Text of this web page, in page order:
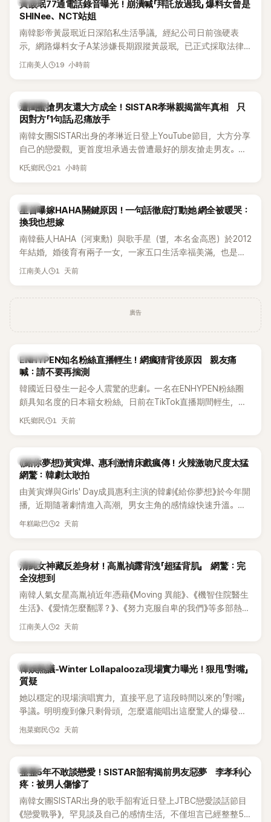
黃晸珉77通電話錄音曝光！崩潰喊「拜託放過我」 爆料女曾是
SHINee、NCT站姐
南韓影帝黃晸珉近日深陷私生活爭議，經紀公司日前強硬表
示，網路爆料女子A某涉嫌長期跟蹤黃晸珉，已正式採取法律
行動。不過，A並未停止發聲，持續透過社群平台公開爆料，反
的錄音內容，而A也首度承認自己過去曾是SHINee、NCT等偶
像團體的「站姐」，事件持續延燒。
江南美人 19 小時前
K-POP
遭閨蜜搶男友還大方成全！SISTAR孝琳親揭當年真相 只
因對方「1句話」忍痛放手
南韓女團SISTAR出身的孝琳近日登上YouTube節目，大方分享
自己的戀愛觀，更首度坦承過去曾遭最好的朋友搶走男友。她
表示，當時選擇瀟灑放手，但如果同樣的事情現在再發生，「我
K氏鄉民 21 小時前
韓星
星首曝嫁HAHA關鍵原因！一句話徹底打動她 網全被暖哭：
換我也想嫁
南韓藝人HAHA（河東勳）與歌手星（별，本名金高恩）於2012
年結婚，婚後育有兩子一女，一家五口生活幸福美滿，也是韓
國演藝圈公認的模範夫妻。近日，星首度公開當年決定嫁給
江南美人 1 天前
廣告
K-POP
ENHYPEN知名粉絲直播輕生！網瘋猜背後原因 親友痛
喊：請不要再揣測
韓國近日發生一起令人震驚的悲劇。一名在ENHYPEN粉絲圈
頗具知名度的日本籍女粉絲，日前在TikTok直播期間輕生，最
終不幸身亡，消息曝光後震驚韓網，也讓不少粉絲湧入社群平
K氏鄉民 1 天前
韓劇
《給你夢想》黃寅燁、惠利激情床戲瘋傳！火辣激吻尺度太猛
網驚：韓劇太敢拍
由黃寅燁與Girls' Day成員惠利主演的韓劇《給你夢想》於今年開
播，近期隨著劇情進入高潮，男女主角的感情線快速升溫。最
新播出的第8集不僅上演火辣吻戲，更接連出現床戲橋段，讓
年糕歐巴 2 天前
韓星
清純女神藏反差身材！高胤禎露背洩「超猛背肌」 網驚：完
全沒想到
南韓人氣女星高胤禎近年憑藉《Moving 異能》、《機智住院醫生
生活》、《愛情怎麼翻譯？》、《努力克服自卑的我們》等多部熱門
作品，躍升為韓劇新一代女神代表，不僅演技備受肯定，精緻
細身材下的超狂背肌與肩膀線條，反差感十足，讓不少網友看
傻直呼：「原來她身材這麼猛！」
江南美人 2 天前
熱議討論
韓娛熱議-Winter Lollapalooza現場實力曝光！狠甩「對嘴」
質疑
她以穩定的現場演唱實力，直接平息了這段時間以來的「對嘴」
爭議。明明瘦到像只剩骨頭，怎麼還能唱出這麼驚人的爆發力
和音量？
泡菜鄉民 2 天前
韓星
整整5年不敢談戀愛！SISTAR韶宥揭前男友惡夢 李孝利心
疼：被男人傷慘了
南韓女團SISTAR出身的歌手韶宥近日登上JTBC戀愛談話節目
《戀愛戰爭》，罕見談及自己的感情生活，不僅坦言已經整整5